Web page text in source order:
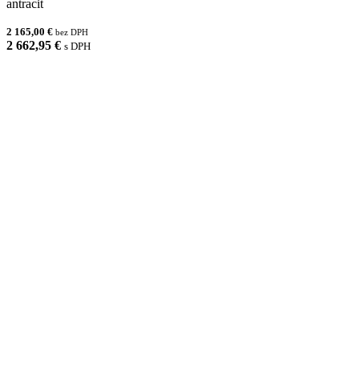
antracit
2 165,00 € bez DPH
2 662,95 € s DPH